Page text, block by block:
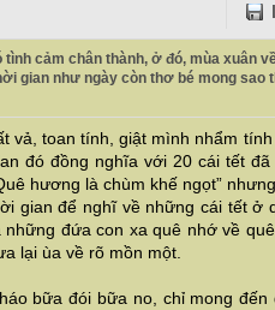
cảm chân thành, ở đó, mùa xuân
gian như ngày còn thơ bé mong sao
vả, toan tính, giật mình nhẩm
đó đồng nghĩa với 20 cái tết
hương là chùm khế ngọt”
gian để nghĩ về những cái tết ở
đứa con xa quê nhớ về
lại ùa về rõ mồn một.
bữa đói bữa no, chỉ mong